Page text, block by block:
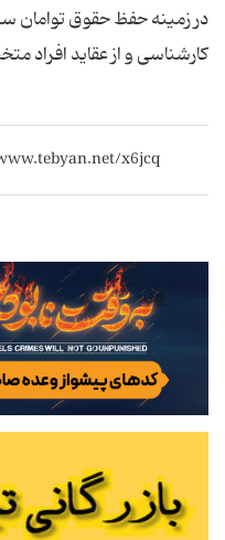
در زمینه حفظ حقوق توامان
کارشناسی و از عقاید افراد